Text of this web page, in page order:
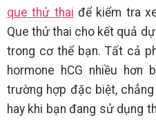
que thử thai để kiểm tra
Que thử thai cho kết quả
trong cơ thể bạn. Tất cả
hormone hCG nhiều hơn
trường hợp đặc biệt,
hay khi bạn đang sử dụng